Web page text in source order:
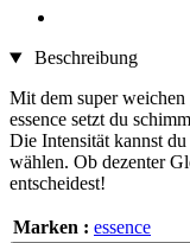
Beschreibung
Mit dem super
essence setzt du
Die Intensität kannst
wählen. Ob dezenter
entscheidest!
Marken : essence